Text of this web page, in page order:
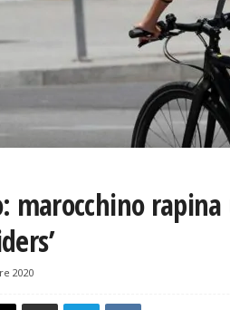
marocchino
2020